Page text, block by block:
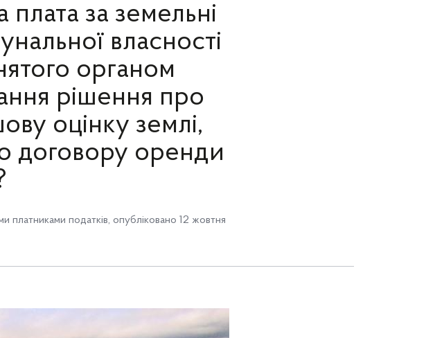
за земельні
власності
органом
рішення про
оцінку землі,
договору оренди
платниками податків, опубліковано 12 жовтня